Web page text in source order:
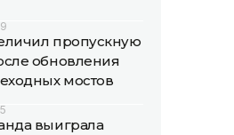
пропускную
обновления
мостов
выиграла